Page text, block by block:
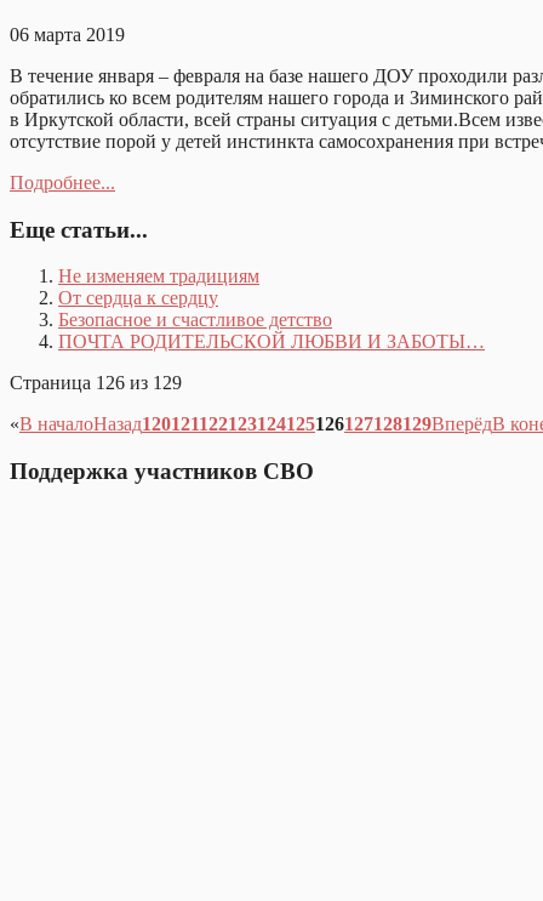
06 марта 2019
В течение января – февраля на базе нашего ДОУ проходили
обратились ко всем родителям нашего города и Зиминского
в Иркутской области, всей страны ситуация с детьми.Всем
отсутствие порой у детей инстинкта самосохранения при
Подробнее...
Еще статьи...
Не изменяем традициям
От сердца к сердцу
Безопасное и счастливое детство
ПОЧТА РОДИТЕЛЬСКОЙ ЛЮБВИ И ЗАБОТЫ…
Страница 126 из 129
«В началоНазад120121122123124125126127128129ВперёдВ
Поддержка участников СВО